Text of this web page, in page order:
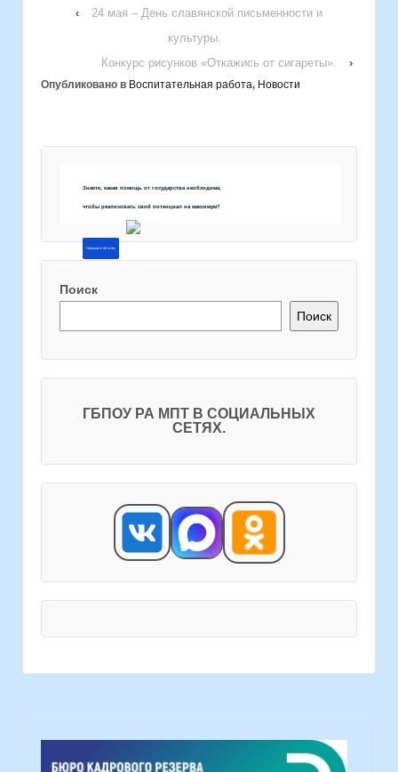
‹
24 мая – День славянской письменности и
культуры.
Конкурс рисунков «Откажись от сигареты».
›
Опубликовано в Воспитательная работа, Новости
Знаете, какая помощь от государства необходима,
чтобы реализовать свой потенциал на максимум?
Напишите об этом
Поиск
Поиск
ГБПОУ РА МПТ В СОЦИАЛЬНЫХ
СЕТЯХ.